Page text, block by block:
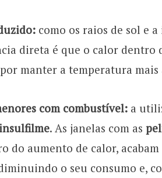
como os raios de sol e
direta é que o calor dentro
manter a temperatura mais
com combustível:a
insulfilme. As janelas com as
do aumento de calor,
o seu consumo e,